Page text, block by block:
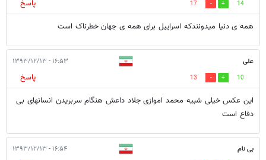
14
17
پاسخ
همه ی دنیا میدونندکه اسراییل برای همه ی جهان خطرناک است
علی ۱۶:۵۳ - ۱۳۹۳/۱۲/۱۳
10
13
پاسخ
این عکس خیلی شبیه محمد اموازی جلاد داعش هنگام سربریدن انسانهای بی
دفاع است
بی نام ۱۶:۵۴ - ۱۳۹۳/۱۲/۱۳